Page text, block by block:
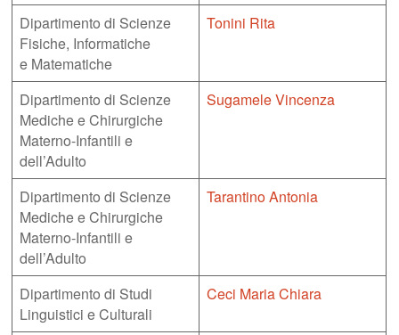
Dipartimento di Scienze
Fisiche, Informatiche
e Matematiche
Tonini Rita
Dipartimento di Scienze
Mediche e Chirurgiche
Materno-Infantili e
dell’Adulto
Sugamele Vincenza
Dipartimento di Scienze
Mediche e Chirurgiche
Materno-Infantili e
dell’Adulto
Tarantino Antonia
Dipartimento di Studi
Linguistici e Culturali
Ceci Maria Chiara